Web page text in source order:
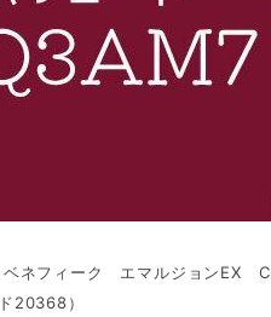
ネフィーク エマルジョンEX
20368）